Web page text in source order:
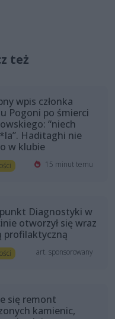
też
wpis członka
Pogoni po śmierci
“niech
Haditaghi nie
w klubie
15 minut temu
Diagnostyki w
otworzył się wraz
profilaktyczną
art. sponsorowany
się remont
kamienic,